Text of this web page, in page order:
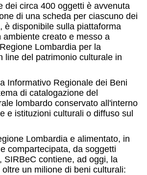
dei circa 400 oggetti è avvenuta
di una scheda per ciascuno dei
è disponibile sulla piattaforma
ambiente creato e messo a
Lombardia per la
line del patrimonio culturale in
Informativo Regionale dei Beni
di catalogazione del
lombardo conservato all'interno
e istituzioni culturali o diffuso sul
Lombardia e alimentato, in
compartecipata, da soggetti
SIRBeC contiene, ad oggi, la
un milione di beni culturali: